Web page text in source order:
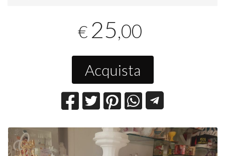
€ 25,00
Acquista